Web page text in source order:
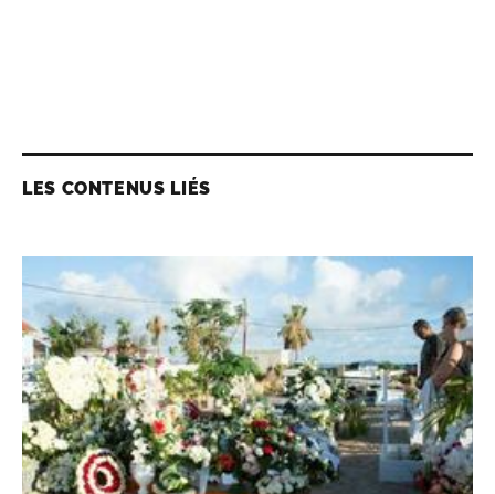
LES CONTENUS LIÉS